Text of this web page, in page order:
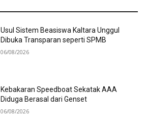
Usul Sistem Beasiswa Kaltara Unggul
Dibuka Transparan seperti SPMB
06/08/2026
Kebakaran Speedboat Sekatak AAA
Diduga Berasal dari Genset
06/08/2026